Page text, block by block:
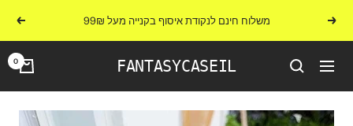
לתוכןהקודם משלוח חינם לנקודת איסוף בקנייה מעל 99₪ הבא
ניווט FANTASYCASEIL
0